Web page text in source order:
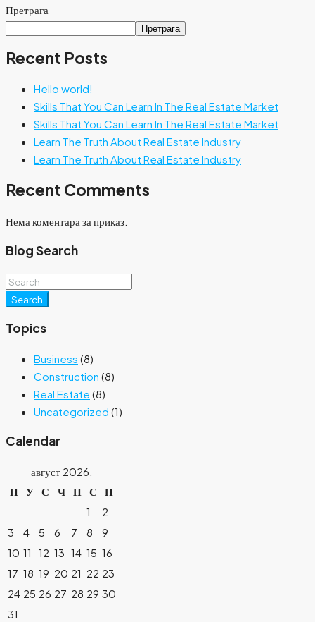
Претрага
Претрага
Recent Posts
Hello world!
Skills That You Can Learn In The Real Estate Market
Skills That You Can Learn In The Real Estate Market
Learn The Truth About Real Estate Industry
Learn The Truth About Real Estate Industry
Recent Comments
Нема коментара за приказ.
Blog Search
Search
Topics
Business (8)
Construction (8)
Real Estate (8)
Uncategorized (1)
Calendar
август 2026.
П У С Ч П С
Н
1
2
3
4 5 6 7 8
9
10 11 12 13 14 15 16
17 18 19 20 21 22 23
24 25 26 27 28 29 30
31